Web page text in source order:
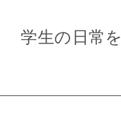
学生の日常を